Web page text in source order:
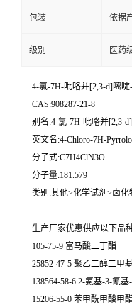
包装 依据
级别 医药
4-氯-7H-吡咯并[2,3-d]嘧啶
CAS:908287-21-8
别名:4-氯-7H-吡咯并[2,3-
英文名:4-Chloro-7H-
分子式:C7H4ClN3O
分子量:181.579
类别:其他>化学试剂>卤化
生产厂家优惠供应以下品
105-75-9 富马酸二丁酯
25852-47-5 聚乙二醇二甲
138564-58-6 2-氨基-3-氰
15206-55-0 苯甲酰甲酸甲